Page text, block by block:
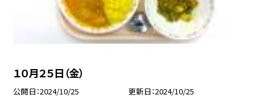
１０月２５日（金）
公開日 2024/10/25 更新日 2024/10/25